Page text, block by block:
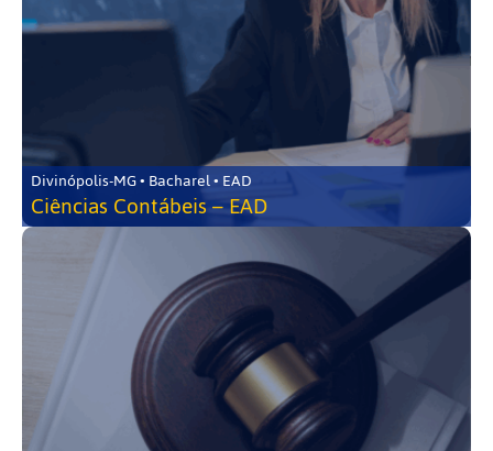
Divinópolis-MG • Bacharel • EAD
Ciências Contábeis – EAD